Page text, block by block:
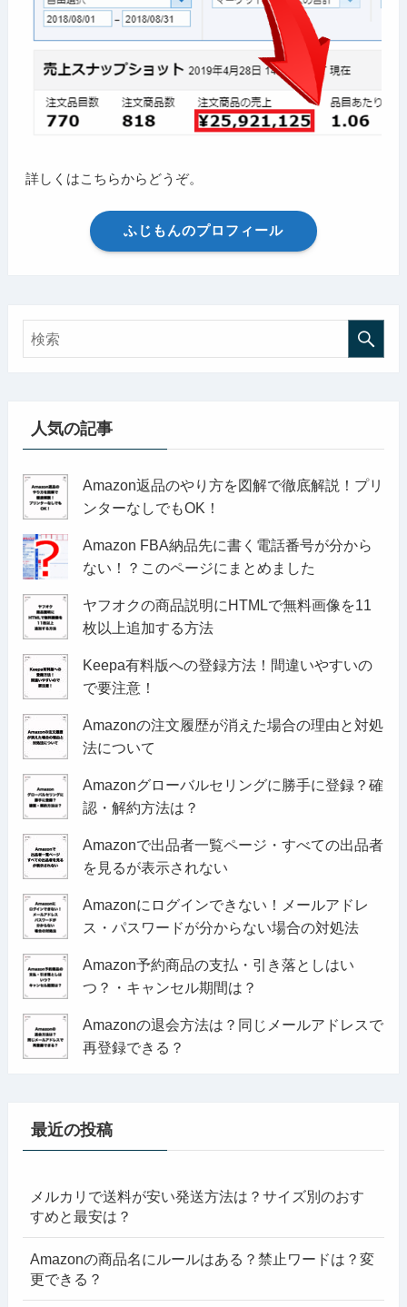
詳しくはこちらからどうぞ。
ふじもんのプロフィール
人気の記事
Amazon返品のやり方を図解で徹底解説！プリ
ンターなしでもOK！
Amazon FBA納品先に書く電話番号が分から
ない！？このページにまとめました
ヤフオクの商品説明にHTMLで無料画像を11
枚以上追加する方法
Keepa有料版への登録方法！間違いやすいの
で要注意！
Amazonの注文履歴が消えた場合の理由と対処
法について
Amazonグローバルセリングに勝手に登録？確
認・解約方法は？
Amazonで出品者一覧ページ・すべての出品者
を見るが表示されない
Amazonにログインできない！メールアドレ
ス・パスワードが分からない場合の対処法
Amazon予約商品の支払・引き落としはい
つ？・キャンセル期間は？
Amazonの退会方法は？同じメールアドレスで
再登録できる？
最近の投稿
メルカリで送料が安い発送方法は？サイズ別のおす
すめと最安は？
Amazonの商品名にルールはある？禁止ワードは？変
更できる？